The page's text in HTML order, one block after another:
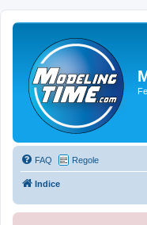
FAQ Regole
Indice